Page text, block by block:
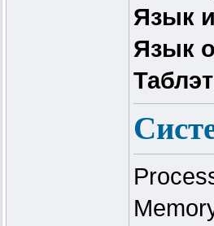
Язык
Язык